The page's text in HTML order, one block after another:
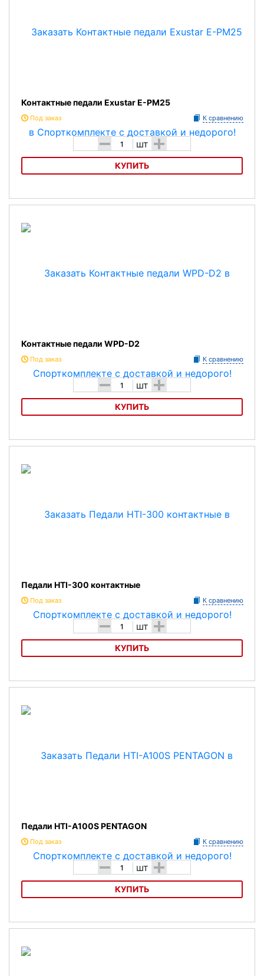
Контактные педали Exustar E-PM25
Под заказ К сравнению
- шт +
КУПИТЬ
Контактные педали Exustar E-PM25
Контактные педали WPD-D2
Под заказ К сравнению
- шт +
КУПИТЬ
Контактные педали WPD-D2
Педали HTI-300 контактные
Под заказ К сравнению
- шт +
КУПИТЬ
Педали HTI-300 контактные
Педали HTI-A100S PENTAGON
Под заказ К сравнению
- шт +
КУПИТЬ
Педали HTI-A100S PENTAGON